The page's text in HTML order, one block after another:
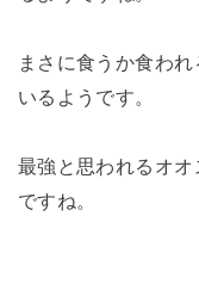
まさに食うか食わ
いるようです。
最強と思われるオ
ですね。